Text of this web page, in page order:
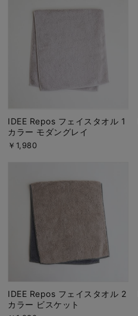
IDEE Repos フェイスタオル 1
カラー モダングレイ
￥1,980
IDEE Repos フェイスタオル 2
カラー ビスケット